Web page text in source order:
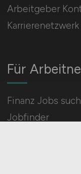
Für
Finanz Jobs
Jobfinder
Arbeitgeber
Karrierenetzwerk